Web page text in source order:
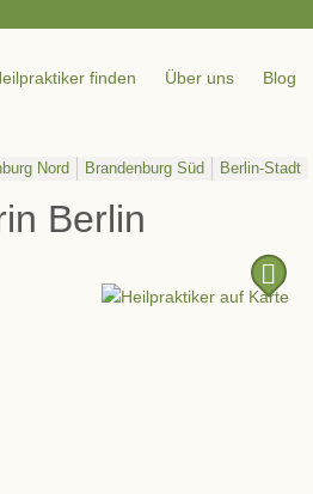
finden Über uns Blog
Nord Brandenburg Süd Berlin-Stadt
Berlin